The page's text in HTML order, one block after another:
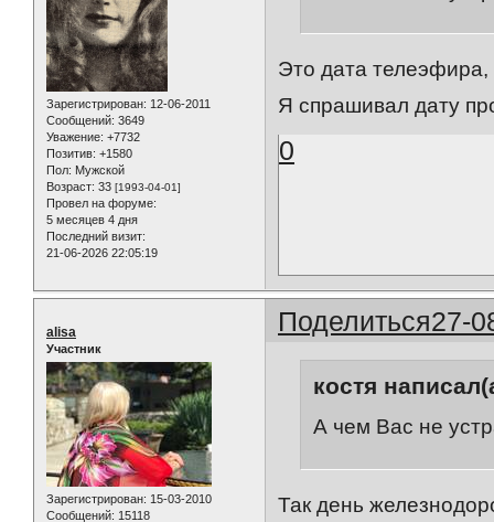
Зарегистрирован: 12-06-2011
Сообщений: 3649
Уважение: +7732
Позитив: +1580
Пол: Мужской
Возраст: 33 [1993-04-01]
Провел на форуме:
5 месяцев 4 дня
Последний визит:
21-06-2026 22:05:19
Это дата телеэфира,
Я спрашивал дату
0
Поделиться27-
alisa
Участник
Зарегистрирован: 15-03-2010
Сообщений: 15118
костя
А чем Вас не
Так день